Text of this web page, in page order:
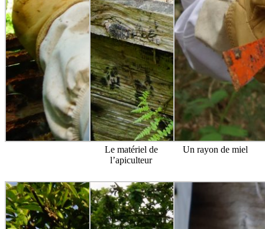
Le matériel de
l’apiculteur
Un rayon de miel